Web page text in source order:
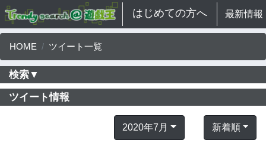
はじめての方へ 最新情報
HOME ツイート一覧
検索▼
ツイート情報
2020年7月 新着順